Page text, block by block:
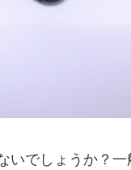
いでしょうか？一